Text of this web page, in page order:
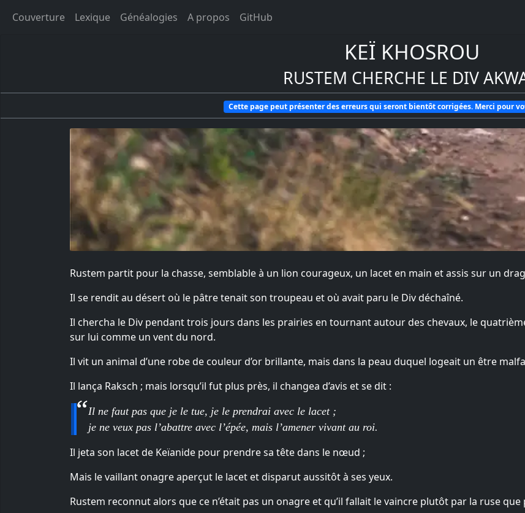
Couverture Lexique Généalogies A propos GitHub
KEÏ KHOSROU
RUSTEM CHERCHE LE DIV
Cette page peut présenter des erreurs qui seront bientôt corrigées. Merci pour
Rustem partit pour la chasse, semblable à un lion courageux, un lacet en main et assis sur un
Il se rendit au désert où le pâtre tenait son troupeau et où avait paru le Div déchaîné.
Il chercha le Div pendant trois jours dans les prairies en tournant autour des chevaux, le
sur lui comme un vent du nord.
Il vit un animal d’une robe de couleur d’or brillante, mais dans la peau duquel logeait un être
Il lança Raksch ; mais lorsqu’il fut plus près, il changea d’avis et se dit :
Il ne faut pas que je le tue, je le prendrai avec le lacet ;
je ne veux pas l’abattre avec l’épée, mais l’amener vivant au roi.
Il jeta son lacet de Keïanide pour prendre sa tête dans le nœud ;
Mais le vaillant onagre aperçut le lacet et disparut aussitôt à ses yeux.
Rustem reconnut alors que ce n’était pas un onagre et qu’il fallait le vaincre plutôt par la ruse que